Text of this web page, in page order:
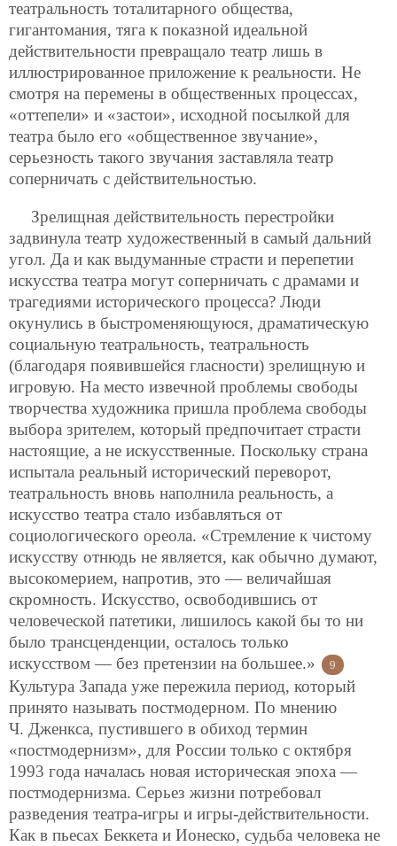
театральность тоталитарного общества,
гигантомания, тяга к показной идеальной
действительности превращало театр лишь в
иллюстрированное приложение к реальности. Не
смотря на перемены в общественных процессах,
«оттепели» и «застои», исходной посылкой для
театра было его «общественное звучание»,
серьезность такого звучания заставляла театр
соперничать с действительностью.
Зрелищная действительность перестройки
задвинула театр художественный в самый дальний
угол. Да и как выдуманные страсти и перепетии
искусства театра могут соперничать с драмами и
трагедиями исторического процесса? Люди
окунулись в быстроменяющуюся, драматическую
социальную театральность, театральность
(благодаря появившейся гласности) зрелищную и
игровую. На место извечной проблемы свободы
творчества художника пришла проблема свободы
выбора зрителем, который предпочитает страсти
настоящие, а не искусственные. Поскольку страна
испытала реальный исторический переворот,
театральность вновь наполнила реальность, а
искусство театра стало избавляться от
социологического ореола. «Стремление к чистому
искусству отнюдь не является, как обычно думают,
высокомерием, напротив, это — величайшая
скромность. Искусство, освободившись от
человеческой патетики, лишилось какой бы то ни
было трансценденции, осталось только
искусством — без претензии на большее.»
9
Культура Запада уже пережила период, который
принято называть постмодерном. По мнению
Ч. Дженкса, пустившего в обиход термин
«постмодернизм», для России только с октября
1993 года началась новая историческая эпоха —
постмодернизма. Серьез жизни потребовал
разведения театра-игры и игры-действительности.
Как в пьесах Беккета и Ионеско, судьба человека не